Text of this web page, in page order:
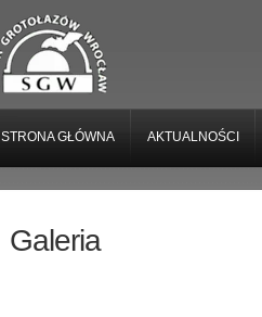
STRONA GŁÓWNA AKTUALNOŚCI
Galeria